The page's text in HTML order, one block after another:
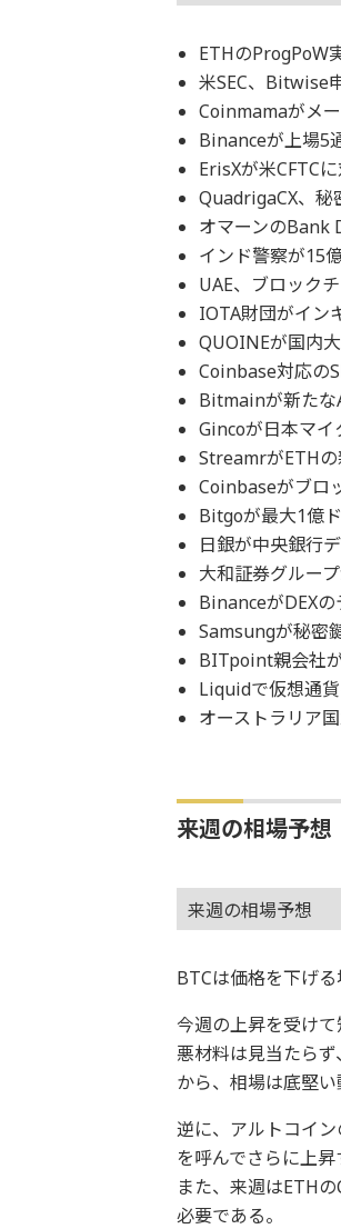
ETHのProgPoW
米SEC、Bitwise
Coinmamaがメ
Binanceが上場5
ErisXが米CFTC
QuadrigaCX、秘
オマーンのBank
インド警察が15
UAE、ブロック
IOTA財団がイン
QUOINEが国内
Coinbase対応の
Bitmainが新たな
Gincoが日本マイ
StreamrがETHの
Coinbaseがブロ
Bitgoが最大1億
日銀が中央銀行
大和証券グルー
BinanceがDEXの
Samsungが秘密
BITpoint親会社
Liquidで仮想通
オーストラリア
来週の相場予想
来週の相場予想
BTCは価格を下げ
今週の上昇を受け
悪材料は見当たら
から、相場は底堅
逆に、アルトコイ
を呼んでさらに上
また、来週はETH
必要である。